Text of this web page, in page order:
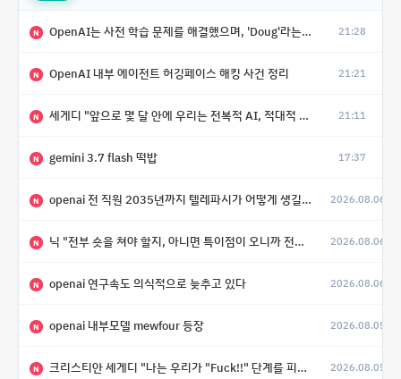
N OpenAI는 사전 학습 문제를 해결했으며, 'Doug'라는 코드명을 가진 훨씬 더 큰 모델을 활발히 개발 중 21:28
N OpenAI 내부 에이전트 허깅페이스 해킹 사건 정리 21:21
N 세게디 "앞으로 몇 달 안에 우리는 전복적 AI, 적대적 AI 둘 다 보게 될 것" 21:11
N gemini 3.7 flash 떡밥 17:37
N openai 전 직원 2035년까지 텔레파시가 어떻게 생길 수 있는지 2026.08.06
N 닉 "전부 숏을 쳐야 할지, 아니면 특이점이 오니까 전부 롱을 쳐야 할지 모르겠다.” 2026.08.06
N openai 연구속도 의식적으로 늦추고 있다 2026.08.06
N openai 내부모델 mewfour 등장 2026.08.05
N 크리스티안 세게디 "나는 우리가 "Fuck!!" 단계를 피할 수 있기를 바랄 뿐" 2026.08.05